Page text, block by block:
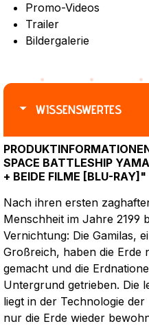
Promo-Videos
Trailer
Bildergalerie
WISSENSWERTES
SPACE BATTLESHIP
+ BEIDE FILME [BLU-RAY]"
Nach ihren ersten
Menschheit im Jahre 2199
Vernichtung: Die Gamilas,
Großreich, haben die Erde
gemacht und die
Untergrund getrieben. Die
liegt in der Technologie
nur die Erde wieder